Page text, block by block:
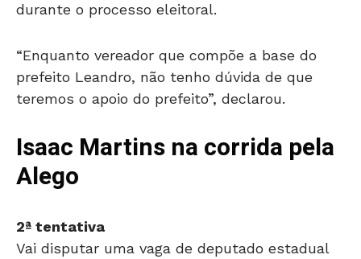
durante o processo eleitoral.
“Enquanto vereador que compõe a base do
prefeito Leandro, não tenho dúvida de que
teremos o apoio do prefeito”, declarou.
Isaac Martins na corrida pela
Alego
2ª tentativa
Vai disputar uma vaga de deputado estadual